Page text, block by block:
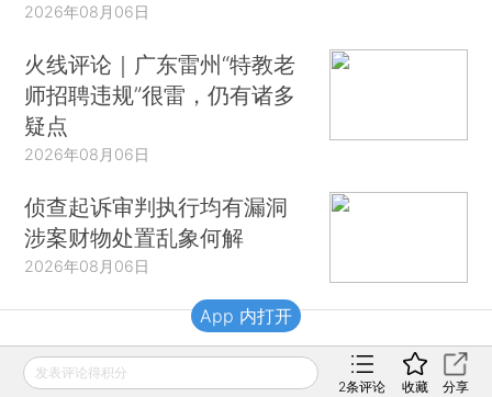
2026年08月06日
火线评论｜广东雷州“特教老
师招聘违规”很雷，仍有诸多
疑点
2026年08月06日
侦查起诉审判执行均有漏洞
涉案财物处置乱象何解
2026年08月06日
财新移动
发表评论得积分
2条评论 收藏 分享
App 内打开